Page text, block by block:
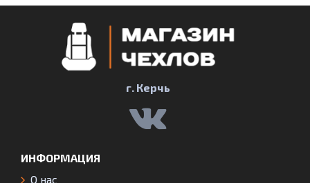
г. Керчь
ИНФОРМАЦИЯ
О нас